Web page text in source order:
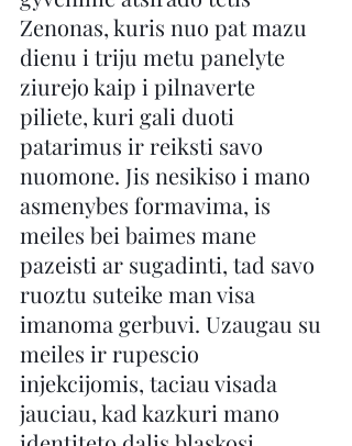
Zenonas, kuris nuo pat mazu
dienu i triju metu panelyte
ziurejo kaip i pilnaverte
piliete, kuri gali duoti
patarimus ir reiksti savo
nuomone. Jis nesikiso i mano
asmenybes formavima, is
meiles bei baimes mane
pazeisti ar sugadinti, tad savo
ruoztu suteike man visa
imanoma gerbuvi. Uzaugau su
meiles ir rupescio
injekcijomis, taciau visada
jauciau, kad kazkuri mano